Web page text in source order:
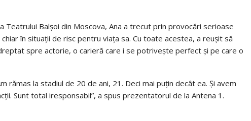
Teatrului Balșoi din Moscova, Ana a trecut prin provocări serioase
în situații de risc pentru viața sa. Cu toate acestea, a reușit să
spre actorie, o carieră care i se potrivește perfect și pe care o
rămas la stadiul de 20 de ani, 21. Deci mai puțin decât ea. Și avem
Sunt total iresponsabil”, a spus prezentatorul de la Antena 1.